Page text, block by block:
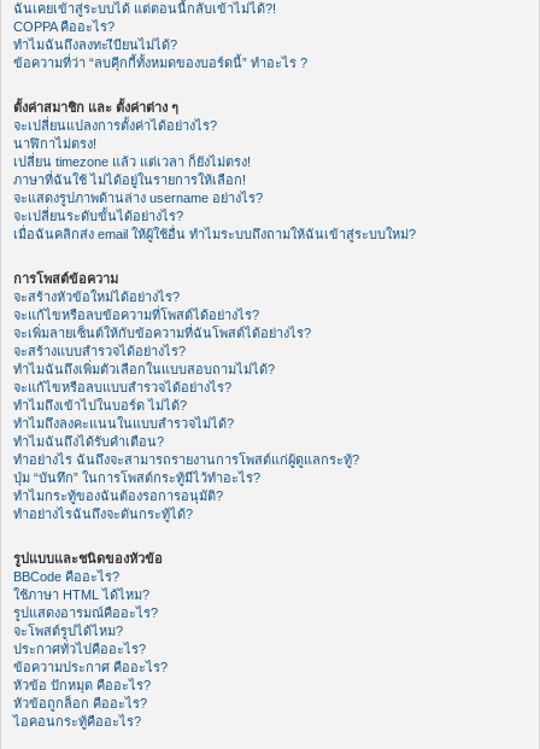
ฉันเคยเข้าสู่ระบบได้ แต่ตอนนี้กลับเข้าไม่ได้?!
COPPA คืออะไร?
ทำไมฉันถึงลงทะเีบียนไม่ได้?
ข้อความที่ว่า “ลบคุีกกี้ทั้งหมดของบอร์ดนี้” ทำอะไร ?
ตั้งค่าสมาชิก และ ตั้งค่าต่าง ๆ
จะเปลี่ยนแปลงการตั้งค่าได้อย่างไร?
นาฬิกาไม่ตรง!
เปลี่ยน timezone แล้ว แต่เวลา ก็ยังไม่ตรง!
ภาษาที่ฉันใช้ ไม่ได้อยู่ในรายการให้เลือก!
จะแสดงรูปภาพด้านล่าง username อย่างไร?
จะเปลี่ยนระดับขั้นได้อย่างไร?
เมื่อฉันคลิกส่ง email ให้ผู้ใช้อื่น ทำไมระบบถึงถามให้ฉันเข้าสู่ระบบใหม่?
การโพสต์ข้อความ
จะสร้างหัวข้อใหม่ได้อย่างไร?
จะแก้ไขหรือลบข้อความที่โพสต์ได้อย่างไร?
จะเพิ่มลายเซ็นต์ให้กับข้อความที่ฉันโพสต์ได้อย่างไร?
จะสร้างแบบสำรวจได้อย่างไร?
ทำไมฉันถึงเพิ่มตัวเลือกในแบบสอบถามไม่ได้?
จะแก้ไขหรือลบแบบสำรวจได้อย่างไร?
ทำไมถึงเข้าไปในบอร์ด ไม่ได้?
ทำไมถึงลงคะแนนในแบบสำรวจไม่ได้?
ทำไมฉันถึงได้รับคำเตือน?
ทำอย่างไร ฉันถึงจะสามารถรายงานการโพสต์แก่ผู้ดูแลกระทู้?
ปุ่ม “บันทึก” ในการโพสต์กระทู้มีไว้ทำอะไร?
ทำไมกระทู้ของฉันต้องรอการอนุมัติ?
ทำอย่างไรฉันถึงจะดันกระทู้ได้?
รูปแบบและชนิดของหัวข้อ
BBCode คืออะไร?
ใช้ภาษา HTML ได้ไหม?
รูปแสดงอารมณ์คืออะไร?
จะโพสต์รูปได้ไหม?
ประกาศทั่วไปคืออะไร?
ข้อความประกาศ คืออะไร?
หัวข้อ ปักหมุด คืออะไร?
หัวข้อถูกล็อก คืออะไร?
ไอคอนกระทู้คืออะไร?